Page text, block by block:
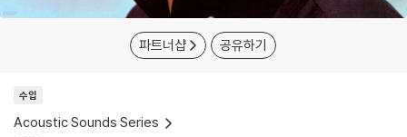
파트너샵 공유하기
수입
Acoustic Sounds Series